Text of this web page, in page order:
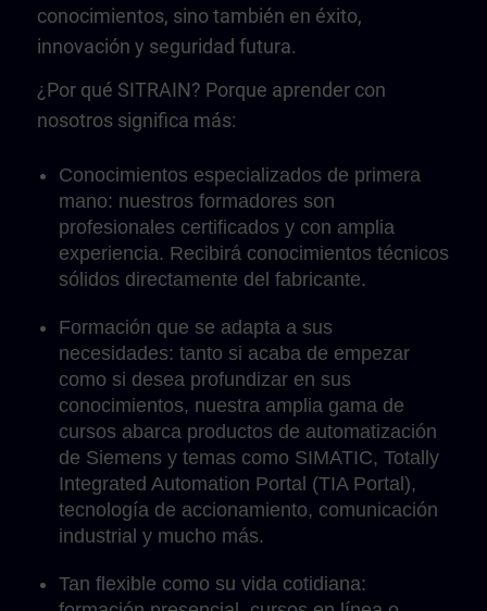
conocimientos, sino también en éxito,
innovación y seguridad futura.
¿Por qué SITRAIN? Porque aprender con
nosotros significa más:
Conocimientos especializados de primera
mano: nuestros formadores son
profesionales certificados y con amplia
experiencia. Recibirá conocimientos técnicos
sólidos directamente del fabricante.
Formación que se adapta a sus
necesidades: tanto si acaba de empezar
como si desea profundizar en sus
conocimientos, nuestra amplia gama de
cursos abarca productos de automatización
de Siemens y temas como SIMATIC, Totally
Integrated Automation Portal (TIA Portal),
tecnología de accionamiento, comunicación
industrial y mucho más.
Tan flexible como su vida cotidiana: